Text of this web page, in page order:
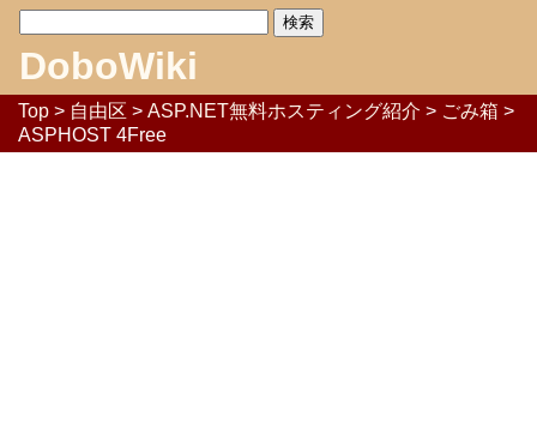
DoboWiki
Top > 自由区 > ASP.NET無料ホスティング紹介 > ごみ箱 >
ASPHOST 4Free